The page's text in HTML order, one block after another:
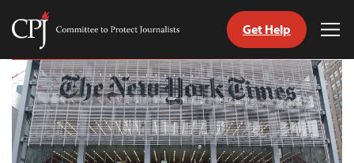
Skip
content
Committee
Protect
Journalists
Get Help